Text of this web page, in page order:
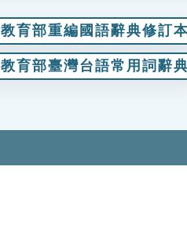
教育部重編國語辭典修訂
教育部臺灣台語常用詞辭典